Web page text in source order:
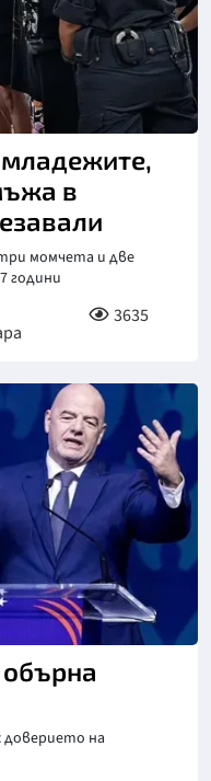
в
момчета и две
години
3635
доверието на